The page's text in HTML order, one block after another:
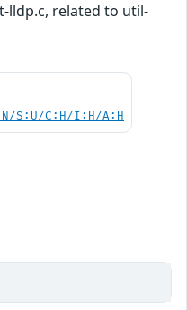
lldp.c, related to util-
S:U/C:H/I:H/A:H